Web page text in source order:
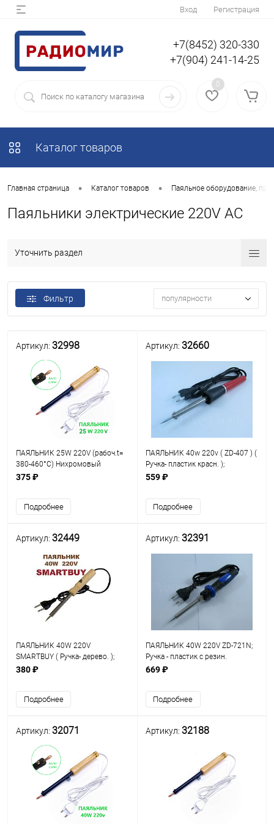
Вход Регистрация
+7(8452) 320-330
+7(904) 241-14-25
0
Каталог товаров
Главная страница • Каталог товаров • Паяльное оборудование,
Паяльники электрические 220V AC
Уточнить раздел
Фильтр популярности
Артикул: 32998
ПАЯЛЬНИК 25W 220V (рабоч.t=
380-460°C) Нихромовый
нагреватель; Ручка-дерево;
"шлиц" (d=4,5мм,
рабоч.дл.=22мм);
375 ₽
Подробнее
Артикул: 32660
ПАЯЛЬНИК 40w 220v ( ZD-407 ) (
Ручка- пластик красн. );
нихромовый нагреватель; Long
тип: B1-1( 32007 ),B1-2( 32020 );
559 ₽
Подробнее
Артикул: 32449
ПАЯЛЬНИК 40W 220V
SMARTBUY ( Ручка- дерево. );
нихромовый нагреватель;
форме "конус"); d=4,5мм; d
наконечника=0,75мм; t ра
380 ₽
Подробнее
Артикул: 32391
ПАЯЛЬНИК 40W 220V ZD-721N;
Ручка - пластик с резин.
вставками, керамич.
та=5,8мм); Long Life -
долговечное жало
669 ₽
Подробнее
Артикул: 32071 Артикул: 32188